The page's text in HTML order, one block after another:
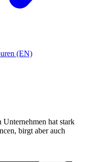
(EN)
hat stark
birgt aber auch